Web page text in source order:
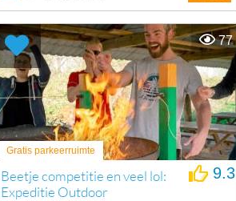
Gratis parkeerruimte
Beetje competitie en veel lol:
Expeditie Outdoor
9.3
77